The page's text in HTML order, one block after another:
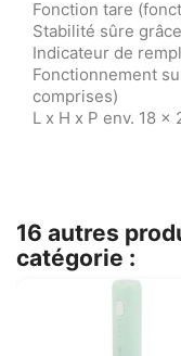
Fonction tare
Stabilité sûre
Indicateur de
Fonctionnement
comprises)
L x H x P env. 18 x
16 autres
catégorie :